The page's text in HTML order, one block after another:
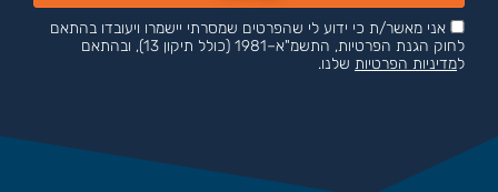
אני מאשר/ת כי ידוע לי שהפרטים שמסרתי יישמרו ויעובדו בהתאם
לחוק הגנת הפרטיות, התשמ"א–1981 (כולל תיקון 13), ובהתאם
למדיניות הפרטיות שלנו.